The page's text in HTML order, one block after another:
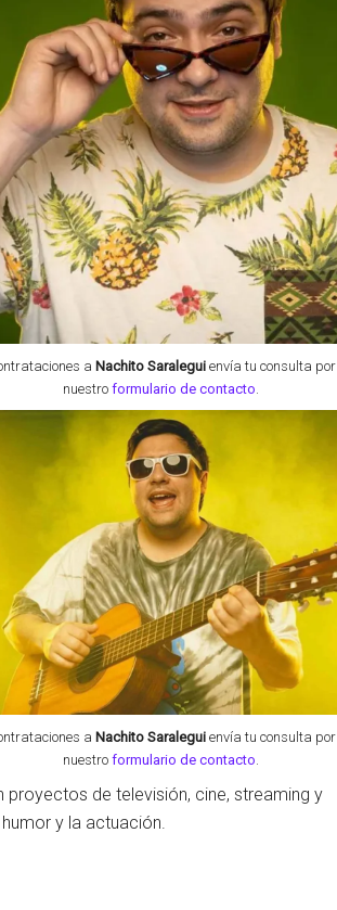
a Nachito Saraleguienvía tu consulta por
nuestro formulario de contacto
a Nachito Saraleguienvía tu consulta por
nuestro formulario de contacto
de televisión, cine, streaming y
y la actuación.